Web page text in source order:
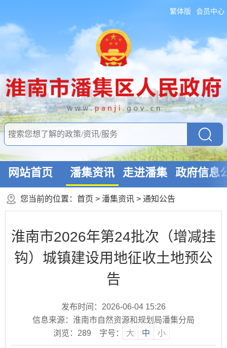
繁体版 会员中心
网站首页 潘集资讯 走进潘集 政府信息
您当前的位置： 首页 > 潘集资讯 > 通知公告
淮南市2026年第24批次（增减挂
钩）城镇建设用地征收土地预公
告
发布时间：2026-06-04 15:26
信息来源：淮南市自然资源和规划局潘集分局
浏览： 289 字号： 大 中 小